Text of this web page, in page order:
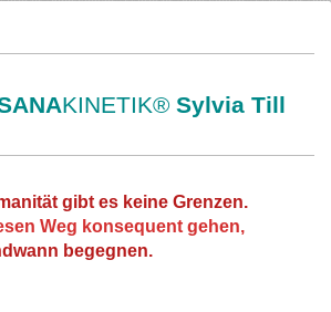
KINETIK® Sylvia Till
gibt es keine Grenzen.
Weg konsequent gehen,
begegnen.